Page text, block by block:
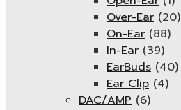
Over-Ear (20)
On-Ear (88)
In-Ear (39)
EarBuds (40)
Ear Clip (4)
DAC/AMP (6)